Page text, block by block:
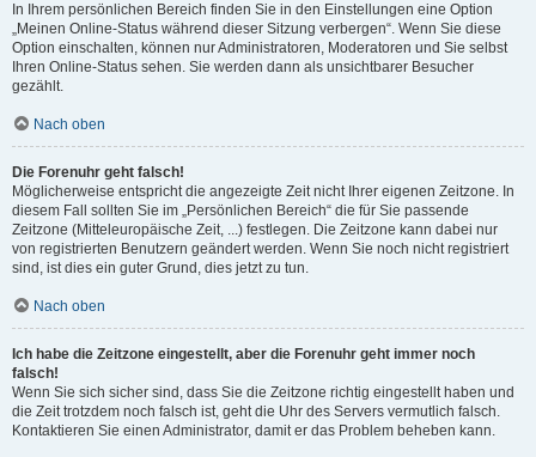
In Ihrem persönlichen Bereich finden Sie in den Einstellungen eine Option
„Meinen Online-Status während dieser Sitzung verbergen“. Wenn Sie diese
Option einschalten, können nur Administratoren, Moderatoren und Sie selbst
Ihren Online-Status sehen. Sie werden dann als unsichtbarer Besucher
gezählt.
Nach oben
Die Forenuhr geht falsch!
Möglicherweise entspricht die angezeigte Zeit nicht Ihrer eigenen Zeitzone. In
diesem Fall sollten Sie im „Persönlichen Bereich“ die für Sie passende
Zeitzone (Mitteleuropäische Zeit, ...) festlegen. Die Zeitzone kann dabei nur
von registrierten Benutzern geändert werden. Wenn Sie noch nicht registriert
sind, ist dies ein guter Grund, dies jetzt zu tun.
Nach oben
Ich habe die Zeitzone eingestellt, aber die Forenuhr geht immer noch
falsch!
Wenn Sie sich sicher sind, dass Sie die Zeitzone richtig eingestellt haben und
die Zeit trotzdem noch falsch ist, geht die Uhr des Servers vermutlich falsch.
Kontaktieren Sie einen Administrator, damit er das Problem beheben kann.